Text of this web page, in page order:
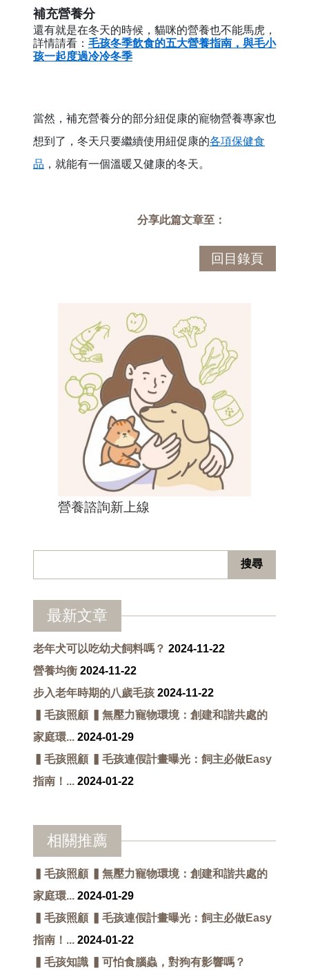
補充營養分
還有就是在冬天的時候，貓咪的營養也不能馬虎，
詳情請看： 毛孩冬季飲食的五大營養指南，與毛小
孩一起度過冷冷冬季
當然，補充營養分的部分紐促康的寵物營養專家也
想到了，冬天只要繼續使用紐促康的各項保健食
品 ，就能有一個溫暖又健康的冬天。
分享此篇文章至：
回目錄頁
營養諮詢新上線
最新文章
老年犬可以吃幼犬飼料嗎？ 2024-11-22
營養均衡 2024-11-22
步入老年時期的八歲毛孩 2024-11-22
▍毛孩照顧 ▍無壓力寵物環境：創建和諧共處的
家庭環... 2024-01-29
▍毛孩照顧 ▍毛孩連假計畫曝光：飼主必做Easy
指南！... 2024-01-22
相關推薦
▍毛孩照顧 ▍無壓力寵物環境：創建和諧共處的
家庭環... 2024-01-29
▍毛孩照顧 ▍毛孩連假計畫曝光：飼主必做Easy
指南！... 2024-01-22
▍毛孩知識 ▍可怕食腦蟲，對狗有影響嗎？